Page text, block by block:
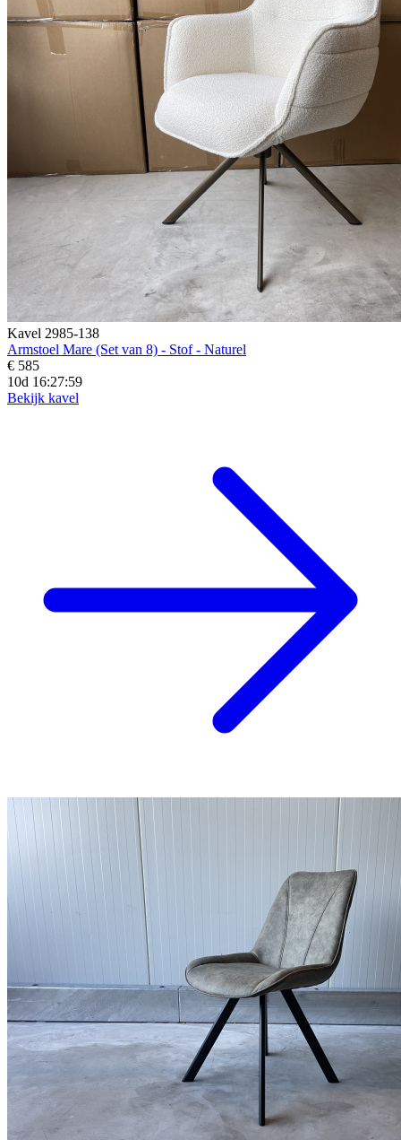
Kavel 2985-138
Armstoel Mare (Set van 8) - Stof - Naturel
€ 585
10d 16:27:57
Bekijk kavel